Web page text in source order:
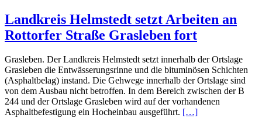
Landkreis Helmstedt setzt Arbeiten an
Rottorfer Straße Grasleben fort
Grasleben. Der Landkreis Helmstedt setzt innerhalb der Ortslage
Grasleben die Entwässerungsrinne und die bituminösen Schichten
(Asphaltbelag) instand. Die Gehwege innerhalb der Ortslage sind
von dem Ausbau nicht betroffen. In dem Bereich zwischen der B
244 und der Ortslage Grasleben wird auf der vorhandenen
Asphaltbefestigung ein Hocheinbau ausgeführt. […]